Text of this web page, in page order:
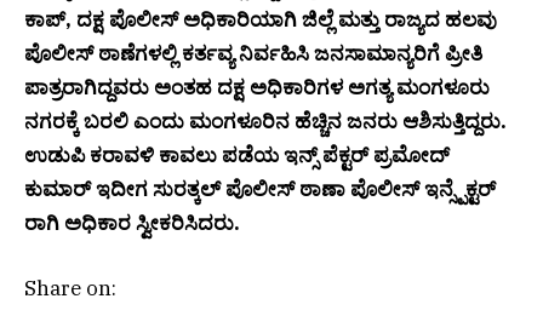
ಕಾಪ್, ದಕ್ಷ ಪೊಲೀಸ್ ಅಧಿಕಾರಿಯಾಗಿ ಜಿಲ್ಲೆ ಮತ್ತು ರಾಜ್ಯದ ಹಲವು
ಪೊಲೀಸ್ ಠಾಣೆಗಳಲ್ಲಿ ಕರ್ತವ್ಯ ನಿರ್ವಹಿಸಿ ಜನಸಾಮಾನ್ಯರಿಗೆ ಪ್ರೀತಿ
ಪಾತ್ರರಾಗಿದ್ದವರು ಅಂತಹ ದಕ್ಷ ಅಧಿಕಾರಿಗಳ ಅಗತ್ಯ ಮಂಗಳೂರು
ನಗರಕ್ಕೆ ಬರಲಿ ಎಂದು ಮಂಗಳೂರಿನ ಹೆಚ್ಚಿನ ಜನರು ಆಶಿಸುತ್ತಿದ್ದರು.
ಉಡುಪಿ ಕರಾವಳಿ ಕಾವಲು ಪಡೆಯ ಇನ್ಸ್ ಪೆಕ್ಟರ್ ಪ್ರಮೋದ್
ಕುಮಾರ್ ಇದೀಗ ಸುರತ್ಕಲ್ ಪೊಲೀಸ್ ಠಾಣಾ ಪೊಲೀಸ್ ಇನ್ಸ್ಪೆಕ್ಟರ್
ರಾಗಿ ಅಧಿಕಾರ ಸ್ವೀಕರಿಸಿದರು.
Share on: